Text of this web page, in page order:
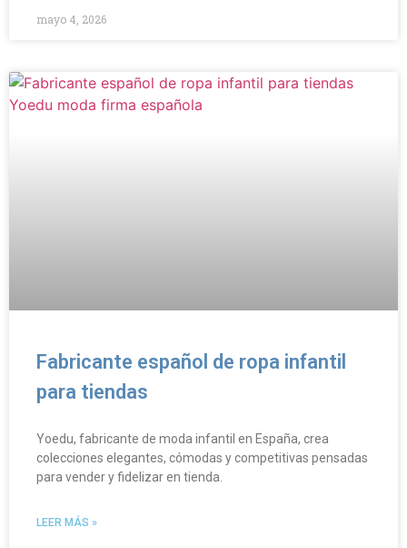
mayo 4, 2026
Fabricante español de ropa infantil
para tiendas
Yoedu, fabricante de moda infantil en España, crea
colecciones elegantes, cómodas y competitivas pensadas
para vender y fidelizar en tienda.
LEER MÁS »